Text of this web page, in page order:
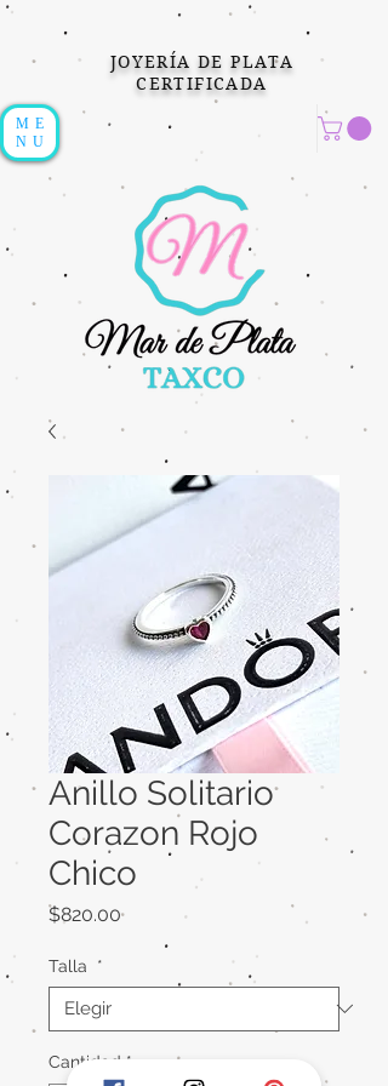
JOYERÍA DE PLATA
CERTIFICADA
ME
NU
Anillo Solitario
Corazon Rojo
Chico
$820.00Precio
Talla *
Cantidad *